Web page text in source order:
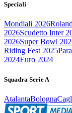
Speciali
Mondiali 2026
2026Scudetto Inter
2026Super Bowl
Riding Fest 2025
2024Euro 2024
Squadra Serie A
AtalantaBologna